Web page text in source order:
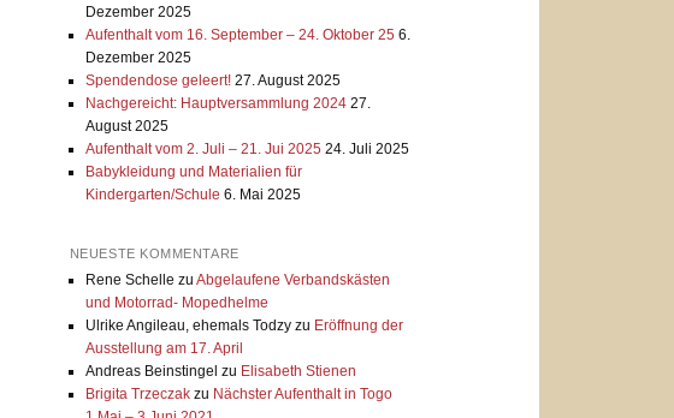
Dezember 2025
Aufenthalt vom 16. September – 24. Oktober 25 6.
Dezember 2025
Spendendose geleert! 27. August 2025
Nachgereicht: Hauptversammlung 2024 27.
August 2025
Aufenthalt vom 2. Juli – 21. Jui 2025 24. Juli 2025
Babykleidung und Materialien für
Kindergarten/Schule 6. Mai 2025
NEUESTE KOMMENTARE
Rene Schelle zu Abgelaufene Verbandskästen
und Motorrad- Mopedhelme
Ulrike Angileau, ehemals Todzyzu Eröffnung der
Ausstellung am 17. April
Andreas Beinstingel zu Elisabeth Stienen
Brigita Trzeczakzu Nächster Aufenthalt in Togo